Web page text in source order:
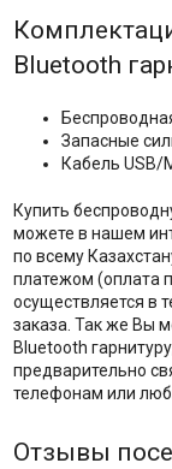
Bluetooth
Запасные
Кабель USB/
Купить
можете в нашем
по всему
платежом (оплата
осуществляется в
заказа. Так же Вы
Bluetooth
предварительно
телефонам или
Отзывы